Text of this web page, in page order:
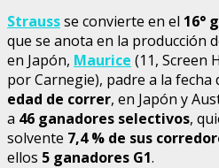
Straussse convierte en el 16°
que se anota en la producción
en Japón, Maurice (11, Screen
por Carnegie), padre a la fecha
edad de correr, en Japón y
a 46 ganadores selectivos,
solvente 7,4 % de sus
ellos 5 ganadores G1.